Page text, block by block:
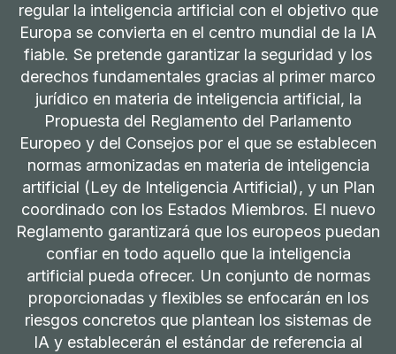
regular la inteligencia artificial con el objetivo que
Europa se convierta en el centro mundial de la IA
fiable. Se pretende garantizar la seguridad y los
derechos fundamentales gracias al primer marco
jurídico en materia de inteligencia artificial, la
Propuesta del Reglamento del Parlamento
Europeo y del Consejos por el que se establecen
normas armonizadas en materia de inteligencia
artificial (Ley de Inteligencia Artificial), y un Plan
coordinado con los Estados Miembros. El nuevo
Reglamento garantizará que los europeos puedan
confiar en todo aquello que la inteligencia
artificial pueda ofrecer. Un conjunto de normas
proporcionadas y flexibles se enfocarán en los
riesgos concretos que plantean los sistemas de
IA y establecerán el estándar de referencia al